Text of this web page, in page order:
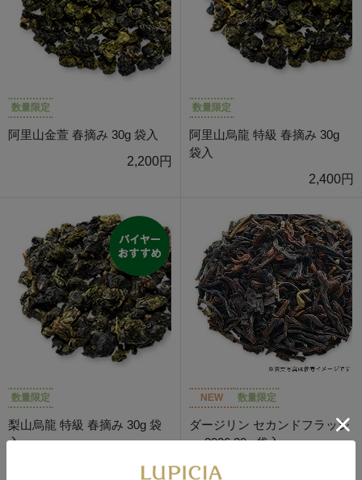
数量限定
阿里山金萱 春摘み 30g 袋入
2,200円
数量限定
阿里山烏龍 特級 春摘み 30g
袋入
2,400円
数量限定
梨山烏龍 特級 春摘み 30g 袋
入
3,000円
NEW 数量限定
ダージリン セカンドフラッシ
ュ 2026 30g 袋入